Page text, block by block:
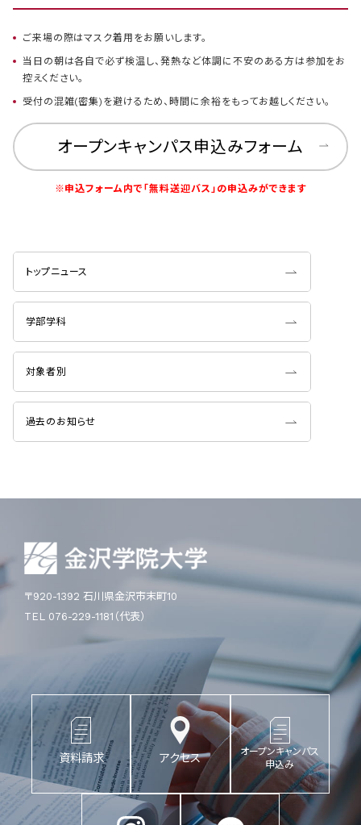
ご来場の際はマスク着用をお願いします。
当日の朝は各自で必ず検温し、発熱など体調に不安のある方は参加をお
控えください。
受付の混雑(密集)を避けるため、時間に余裕をもってお越しください。
オープンキャンパス申込みフォーム
※申込フォーム内で「無料送迎バス」の申込みができます
トップニュース
学部学科
対象者別
過去のお知らせ
〒920-1392 石川県金沢市末町10
TEL 076-229-1181（代表）
資料請求 アクセス
オープンキャンパス
申込み